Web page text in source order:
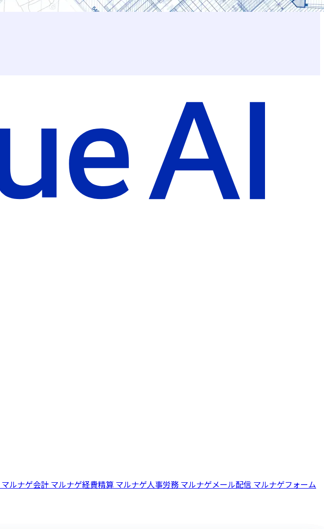
マルナゲ会計 マルナゲ経費精算 マルナゲ人事労務 マルナゲメール配信 マルナゲフォーム